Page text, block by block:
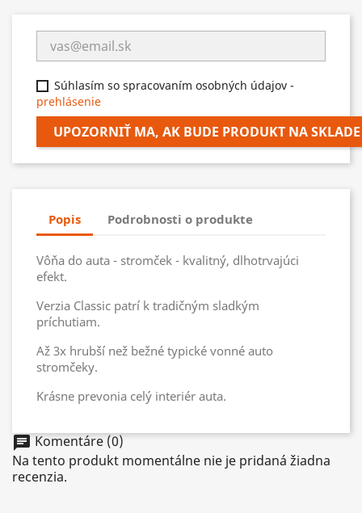
Súhlasím so spracovaním osobných údajov -
prehlásenie
UPOZORNIŤ MA, AK BUDE PRODUKT NA SKLADE
Popis Podrobnosti o produkte
Vôňa do auta - stromček - kvalitný, dlhotrvajúci
efekt.
Verzia Classic patrí k tradičným sladkým
príchutiam.
Až 3x hrubší než bežné typické vonné auto
stromčeky.
Krásne prevonia celý interiér auta.
chat Komentáre (0)
Na tento produkt momentálne nie je pridaná žiadna
recenzia.